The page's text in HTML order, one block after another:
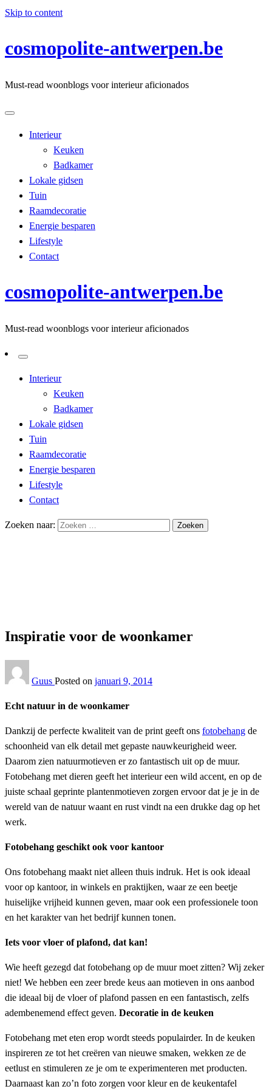
Skip to content
cosmopolite-antwerpen.be
Must-read woonblogs voor interieur aficionados
Interieur
Keuken
Badkamer
Lokale gidsen
Tuin
Raamdecoratie
Energie besparen
Lifestyle
Contact
cosmopolite-antwerpen.be
Must-read woonblogs voor interieur aficionados
Interieur
Keuken
Badkamer
Lokale gidsen
Tuin
Raamdecoratie
Energie besparen
Lifestyle
Contact
Zoeken naar:
Inspiratie voor de woonkamer
Guus Posted on januari 9, 2014
Echt natuur in de woonkamer
Dankzij de perfecte kwaliteit van de print geeft ons fotobehang de
schoonheid van elk detail met gepaste nauwkeurigheid weer.
Daarom zien natuurmotieven er zo fantastisch uit op de muur.
Fotobehang met dieren geeft het interieur een wild accent, en op de
juiste schaal geprinte plantenmotieven zorgen ervoor dat je je in de
wereld van de natuur waant en rust vindt na een drukke dag op het
werk.
Fotobehang geschikt ook voor kantoor
Ons fotobehang maakt niet alleen thuis indruk. Het is ook ideaal
voor op kantoor, in winkels en praktijken, waar ze een beetje
huiselijke vrijheid kunnen geven, maar ook een professionele toon
en het karakter van het bedrijf kunnen tonen.
Iets voor vloer of plafond, dat kan!
Wie heeft gezegd dat fotobehang op de muur moet zitten? Wij zeker
niet! We hebben een zeer brede keus aan motieven in ons aanbod
die ideaal bij de vloer of plafond passen en een fantastisch, zelfs
adembenemend effect geven. Decoratie in de keuken
Fotobehang met eten erop wordt steeds populairder. In de keuken
inspireren ze tot het creëren van nieuwe smaken, wekken ze de
eetlust en stimuleren ze je om te experimenteren met producten.
Daarnaast kan zo’n foto zorgen voor kleur en de keukentafel